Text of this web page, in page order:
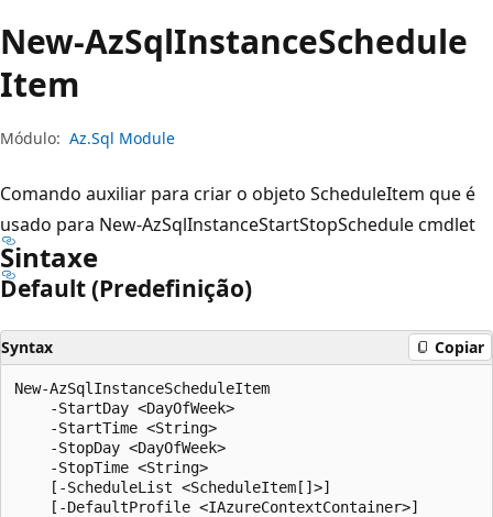
New-AzSqlInstanceSchedule
Item
Módulo: Az.Sql Module
Comando auxiliar para criar o objeto ScheduleItem que é
usado para New-AzSqlInstanceStartStopSchedule cmdlet
Sintaxe
Default (Predefinição)
Syntax Copiar
New-AzSqlInstanceScheduleItem
    -StartDay <DayOfWeek>
    -StartTime <String>
    -StopDay <DayOfWeek>
    -StopTime <String>
    [-ScheduleList <ScheduleItem[]>]
    [-DefaultProfile <IAzureContextContainer>]